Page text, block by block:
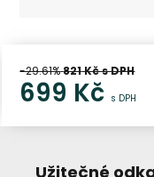
-29.61%821Kč s DPH
699 Kč s DPH
Užitečné